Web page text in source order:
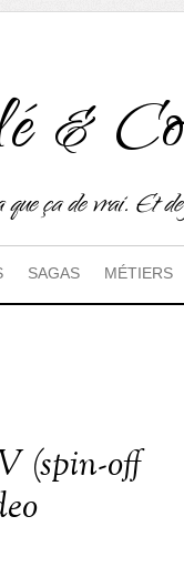
&
ça de vrai. Et
SAGAS MÉTIERS
(spin-off